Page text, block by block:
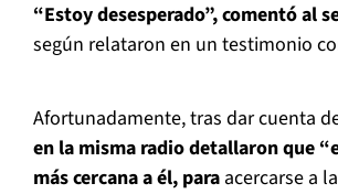
“Estoy desesperado”, comentó al
según relataron en un testimonio
Afortunadamente, tras dar cuenta
en la misma radio detallaron que
más cercana a él, para acercarse a